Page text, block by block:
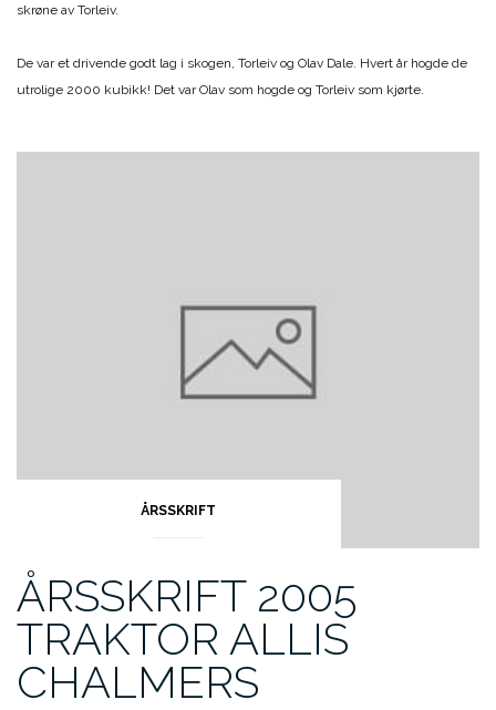
skrøne av Torleiv.
De var et drivende godt lag i skogen, Torleiv og Olav Dale. Hvert år hogde de
utrolige 2000 kubikk! Det var Olav som hogde og Torleiv som kjørte.
ÅRSSKRIFT
ÅRSSKRIFT 2005
TRAKTOR ALLIS
CHALMERS